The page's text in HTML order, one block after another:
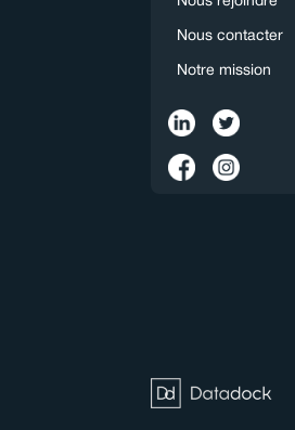
Nous contacter
Notre mission